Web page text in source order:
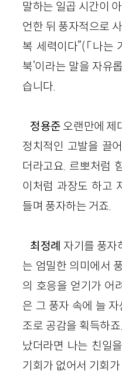
말하는 일곱 시간이
언한 뒤 풍자적으로
복 세력이다”( 「나는
북’이라는 말을 자유
습니다.
정용준 오랜만에 제
정치적인 고발을 끌
더라고요. 르뽀처럼
이처럼 과장도 하고
들며 풍자하는 거죠.
최정례 자기를 풍자
는 엄밀한 의미에서
의 호응을 얻기가 어
은 그 풍자 속에 늘
조로 공감을 획득하
났더라면 나는 친일
기회가 없어서 기회